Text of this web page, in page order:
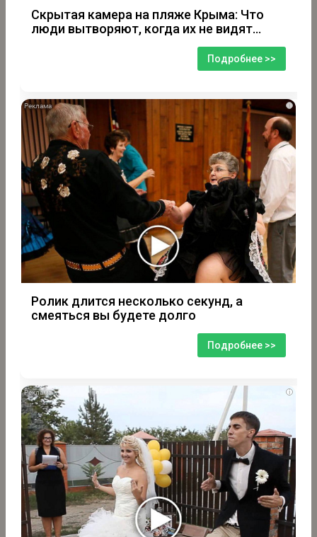
Скрытая камера на пляже Крыма: Что
люди вытворяют, когда их не видят...
Подробнее >>
i
Ролик длится несколько секунд, а
смеяться вы будете долго
Подробнее >>
i